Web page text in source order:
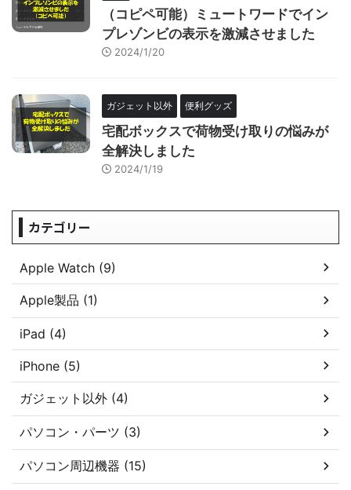
（コピペ可能）ミュートワードでイン
プレゾンビの表示を激減させました
2024/1/20
ガジェット以外 便利グッズ
宅配ボックスで荷物受け取りの悩みが
全解決しました
2024/1/19
カテゴリー
Apple Watch (9)
Apple製品 (1)
iPad (4)
iPhone (5)
ガジェット以外 (4)
パソコン・パーツ (3)
パソコン周辺機器 (15)